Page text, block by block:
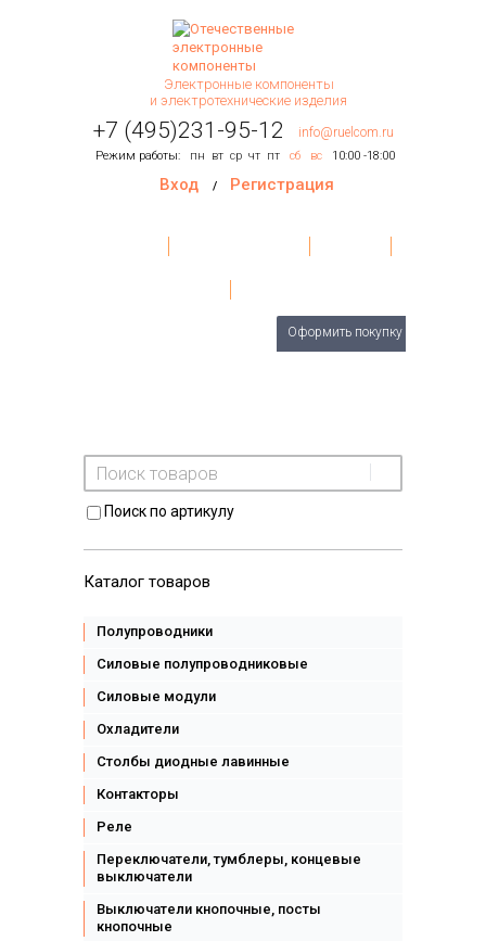
Электронные компоненты
и электротехнические изделия
+7 (495)231-95-12 info@ruelcom.ru
Режим работы: пн вт ср чт пт сб вс 10:00 -18:00
Вход / Регистрация
Оформить покупку
Поиск по артикулу
Каталог товаров
Полупроводники
Силовые полупроводниковые
Силовые модули
Охладители
Столбы диодные лавинные
Контакторы
Реле
Переключатели, тумблеры, концевые
выключатели
Выключатели кнопочные, посты
кнопочные